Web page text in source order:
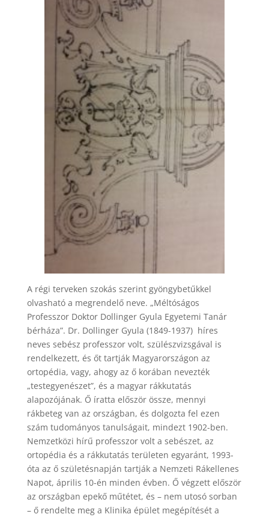
A régi terveken szokás szerint gyöngybetűkkel
olvasható a megrendelő neve. „Méltóságos
Professzor Doktor Dollinger Gyula Egyetemi Tanár
bérháza”. Dr. Dollinger Gyula (1849-1937) híres
neves sebész professzor volt, szülészvizsgával is
rendelkezett, és őt tartják Magyarországon az
ortopédia, vagy, ahogy az ő korában nevezték
„testegyenészet”, és a magyar rákkutatás
alapozójának. Ő íratta először össze, mennyi
rákbeteg van az országban, és dolgozta fel ezen
szám tudományos tanulságait, mindezt 1902-ben.
Nemzetközi hírű professzor volt a sebészet, az
ortopédia és a rákkutatás területen egyaránt, 1993-
óta az ő születésnapján tartják a Nemzeti Rákellenes
Napot, április 10-én minden évben. Ő végzett először
az országban epekő műtétet, és – nem utosó sorban
– ő rendelte meg a Klinika épület megépítését a